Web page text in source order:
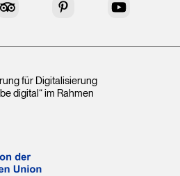
Tripadvisor Pinterest YouTube
für Digitalisierung
digital“ im Rahmen